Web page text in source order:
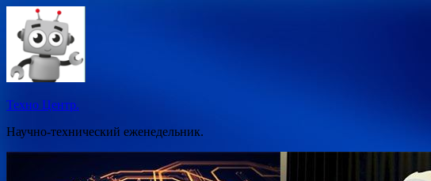
Перейти
содержимому
Техно Центр.
Научно-технический еженедельник.